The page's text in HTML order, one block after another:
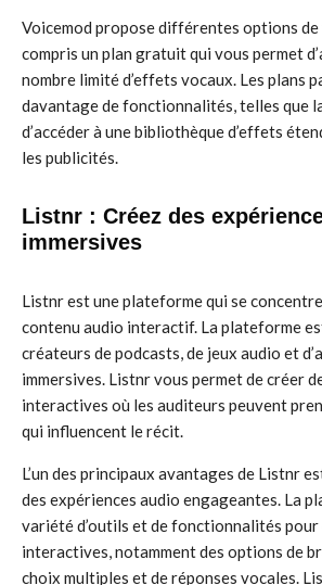
Voicemod propose différentes options
compris un plan gratuit qui vous permet
nombre limité d’effets vocaux. Les plans
davantage de fonctionnalités, telles que
d’accéder à une bibliothèque d’effets
les publicités.
Listnr : Créez des
immersives
Listnr est une plateforme qui se
contenu audio interactif. La plateforme
créateurs de podcasts, de jeux audio et
immersives. Listnr vous permet de créer
interactives où les auditeurs peuvent
qui influencent le récit.
L’un des principaux avantages de Listnr
des expériences audio engageantes. La
variété d’outils et de fonctionnalités
interactives, notamment des options de
choix multiples et de réponses vocales.